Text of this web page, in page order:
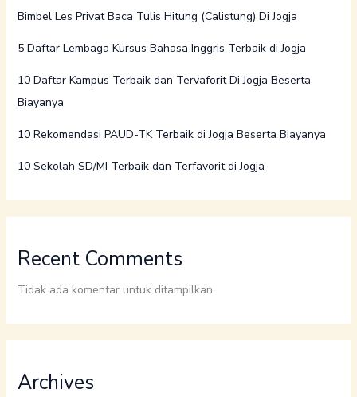
Bimbel Les Privat Baca Tulis Hitung (Calistung) Di Jogja
5 Daftar Lembaga Kursus Bahasa Inggris Terbaik di Jogja
10 Daftar Kampus Terbaik dan Tervaforit Di Jogja Beserta
Biayanya
10 Rekomendasi PAUD-TK Terbaik di Jogja Beserta Biayanya
10 Sekolah SD/MI Terbaik dan Terfavorit di Jogja
Recent Comments
Tidak ada komentar untuk ditampilkan.
Archives